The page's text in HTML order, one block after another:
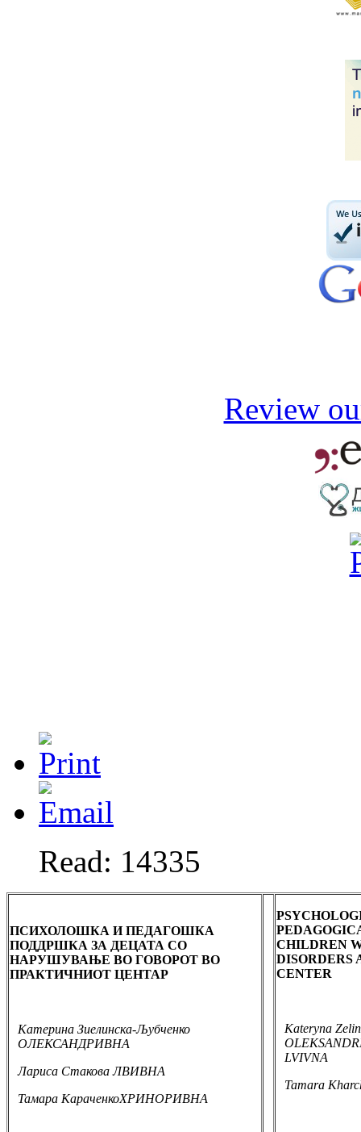
Review
Read: 14335
ПСИХОЛОШКА И ПЕДАГОШКА
ПОДДРШКА ЗА ДЕЦАТА СО
НАРУШУВАЊЕ ВО ГОВОРОТ ВО
ПРАКТИЧНИОТ ЦЕНТАР
Катерина Зиелинска-Љубченко
ОЛЕКСАНДРИВНА
Лариса Стакова ЛВИВНА
Тамара КараченкоХРИНОРИВНА
CHILDREN
DISORDERS
CENTER
Kateryna
LVIVNA
Tamara